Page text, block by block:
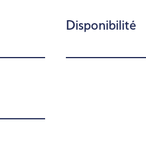
Disponibilité